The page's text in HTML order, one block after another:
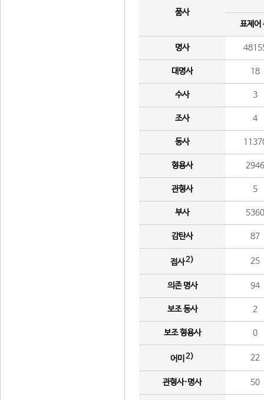
품사
표제어
명사
대명사 18
수사 3
조사 4
동사
형용사 2946
관형사 5
부사 5360
감탄사 87
접사2) 25
의존 명사 94
보조 동사 2
보조 형용사 0
어미 2) 22
관형사·명사 50